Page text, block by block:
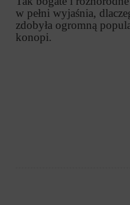
w pełni wyjaśnia,
zdobyła ogromną
konopi.